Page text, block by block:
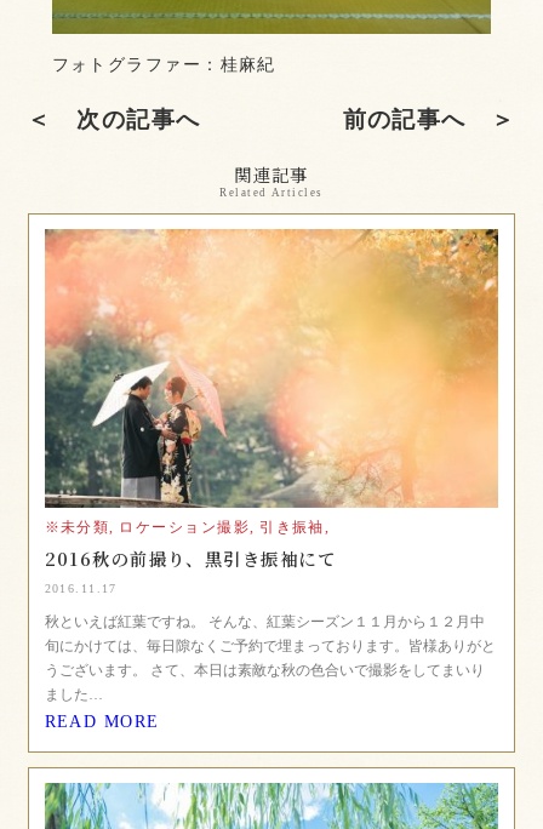
フォトグラファー：桂麻紀
＜ 次の記事へ 前の記事へ ＞
関連記事
Related Articles
※未分類, ロケーション撮影, 引き振袖,
2016秋の前撮り、黒引き振袖にて
2016.11.17
秋といえば紅葉ですね。 そんな、紅葉シーズン１１月から１２月中
旬にかけては、毎日隙なくご予約で埋まっております。皆様ありがと
うございます。 さて、本日は素敵な秋の色合いで撮影をしてまいり
ました…
READ MORE